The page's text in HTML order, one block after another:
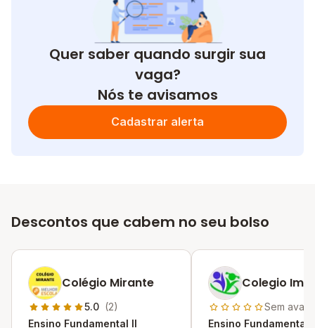
Quer saber quando surgir sua
vaga?
Nós te avisamos
Cadastrar alerta
Descontos que cabem no seu bolso
Colégio Mirante
5.0 (2)
Ensino Fundamental II
Colegio
Sem
Ensino Fundamental I